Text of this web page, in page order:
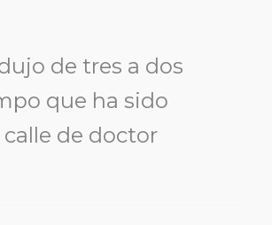
de tres a dos
que ha sido
de doctor